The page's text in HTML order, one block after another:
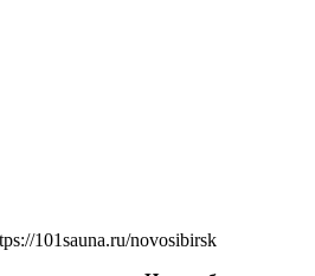
101sauna.ru/novosibirsk